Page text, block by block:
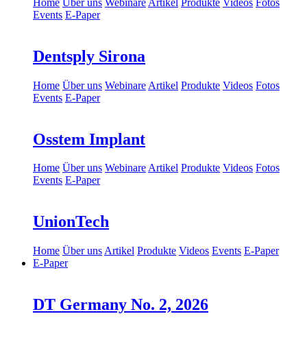
Events E-Paper
Dentsply Sirona
Home Über uns Webinare Artikel Produkte Videos Fotos
Events E-Paper
Osstem Implant
Home Über uns WebinareArtikel Produkte Videos Fotos
Events E-Paper
UnionTech
Home Über uns Artikel Produkte Videos Events E-Paper
E-Paper
DT Germany No. 2, 2026